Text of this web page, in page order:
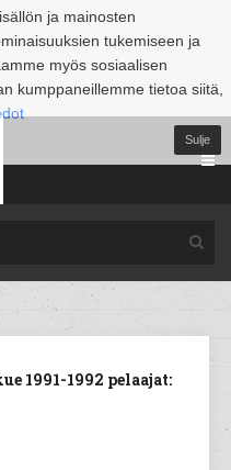
ja mainosten
tukemiseen ja
myös sosiaalisen
kumppaneillemme tietoa siitä,
Sulje
1991-1992 pelaajat: